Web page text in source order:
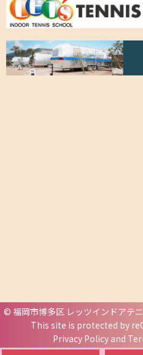
© 福岡市博多区 レッツインドアテ
This site is protected by
Privacy Policy and